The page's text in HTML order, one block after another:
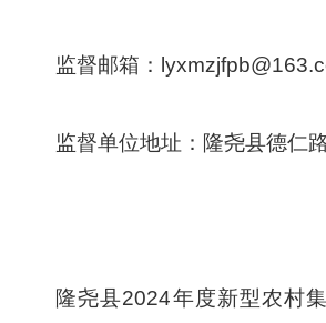
监督邮箱：
监督单位地址：隆尧县德仁
隆尧县2024年度新型农村